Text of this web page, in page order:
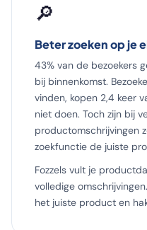
🔎
Beter zoeken op je
43% van de bezoekers
bij binnenkomst.
vinden, kopen 2,4 keer
niet doen. Toch zijn bij
productomschrijvingen
zoekfunctie de juiste
Fozzels vult je
volledige
het juiste product en